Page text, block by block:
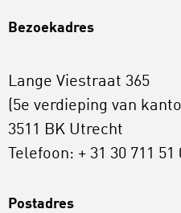
Bezoekadres
Lange Viestraat 365
(5e verdieping van
3511 BK Utrecht
Telefoon: + 31 30 711 51
Postadres